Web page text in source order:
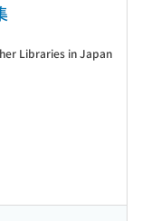
Libraries in Japan